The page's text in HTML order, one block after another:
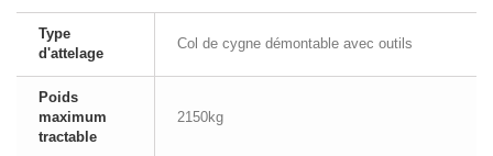
Type
d'attelage
Col de cygne démontable avec outils
Poids
maximum
tractable
2150kg